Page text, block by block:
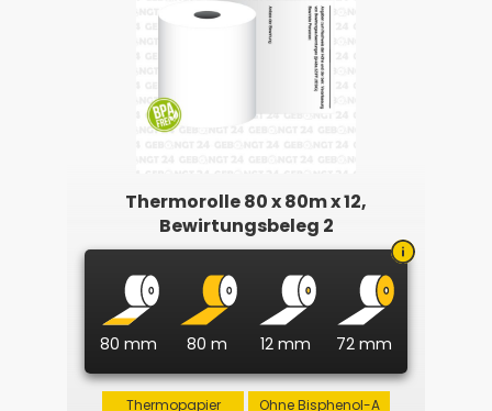
Thermorolle 80 x 80m x 12,
Bewirtungsbeleg 2
80 mm 80 m 12 mm 72 mm
Thermopapier
Ohne Bisphenol-A